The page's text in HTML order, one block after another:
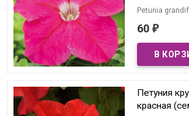
Petunia
60 ₽
Петуния
красная